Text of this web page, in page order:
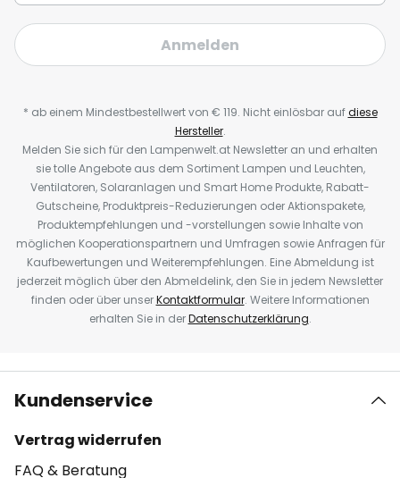
Anmelden
* ab einem Mindestbestellwert von € 119. Nicht einlösbar aufdiese
Hersteller.
Melden Sie sich für den Lampenwelt.at Newsletter an und erhalten
sie tolle Angebote aus dem Sortiment Lampen und Leuchten,
Ventilatoren, Solaranlagen und Smart Home Produkte, Rabatt-
Gutscheine, Produktpreis-Reduzierungen oder Aktionspakete,
Produktempfehlungen und -vorstellungen sowie Inhalte von
möglichen Kooperationspartnern und Umfragen sowie Anfragen für
Kaufbewertungen und Weiterempfehlungen. Eine Abmeldung ist
jederzeit möglich über den Abmeldelink, den Sie in jedem Newsletter
finden oder über unserKontaktformular. Weitere Informationen
erhalten Sie in derDatenschutzerklärung.
Kundenservice
Vertrag widerrufen
FAQ & Beratung